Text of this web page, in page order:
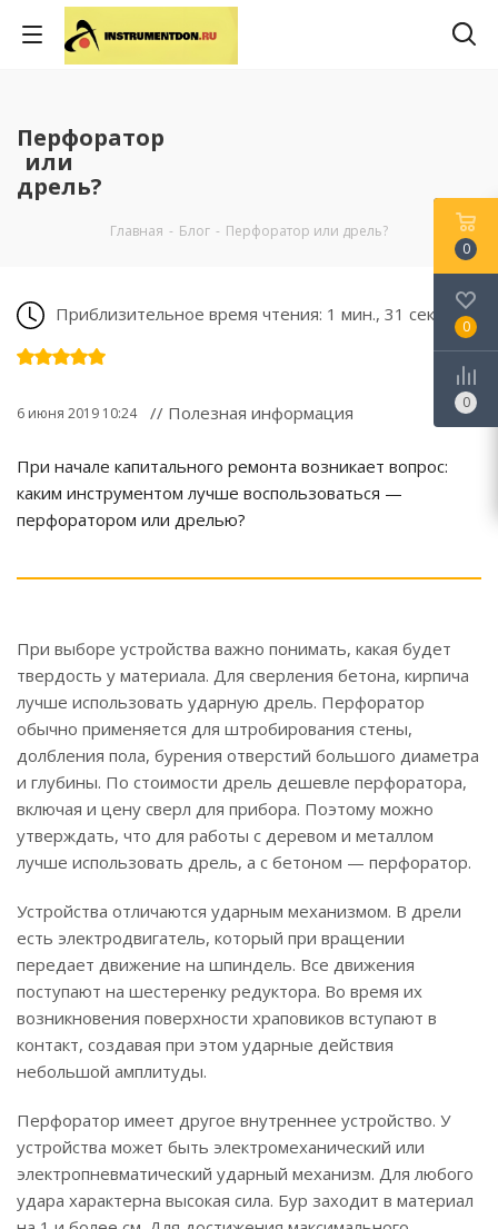
Перфоратор
или
дрель?
Главная - Блог - Перфоратор или дрель?
Приблизительное время чтения: 1 мин., 31 сек.
6 июня 2019 10:24 // Полезная информация
При начале капитального ремонта возникает вопрос:
каким инструментом лучше воспользоваться —
перфоратором или дрелью?
При выборе устройства важно понимать, какая будет
твердость у материала. Для сверления бетона, кирпича
лучше использовать ударную дрель. Перфоратор
обычно применяется для штробирования стены,
долбления пола, бурения отверстий большого диаметра
и глубины. По стоимости дрель дешевле перфоратора,
включая и цену сверл для прибора. Поэтому можно
утверждать, что для работы с деревом и металлом
лучше использовать дрель, а с бетоном — перфоратор.
Устройства отличаются ударным механизмом. В дрели
есть электродвигатель, который при вращении
передает движение на шпиндель. Все движения
поступают на шестеренку редуктора. Во время их
возникновения поверхности храповиков вступают в
контакт, создавая при этом ударные действия
небольшой амплитуды.
Перфоратор имеет другое внутреннее устройство. У
устройства может быть электромеханический или
электропневматический ударный механизм. Для любого
удара характерна высокая сила. Бур заходит в материал
0
0
0